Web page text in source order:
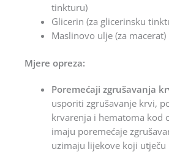
tinkturu)
Glicerin (za glicerinsku
Maslinovo ulje (za macerat)
Mjere opreza:
Poremećaji zgrušavanja
usporiti zgrušavanje krvi,
krvarenja i hematoma kod
imaju poremećaje
uzimaju lijekove koji utječu